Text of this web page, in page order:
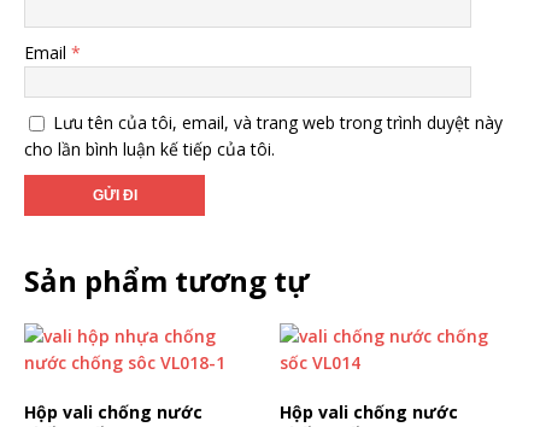
Email *
Lưu tên của tôi, email, và trang web trong trình duyệt này
cho lần bình luận kế tiếp của tôi.
Sản phẩm tương tự
Hộp vali chống nước
Hộp vali chống nước